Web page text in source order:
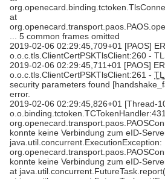
at
... 5 common frames omitted
2019-02-06 02:29:45,709+01 [PAOS]
o.o.c.tls.ClientCertPSKTlsClient:260 -
2019-02-06 02:29:45,711+01 [PAOS]
o.o.c.tls.ClientCertPSKTlsClient:261 -
security parameters found
error.
2019-02-06 02:29:45,826+01 [Thread-
konnte keine Verbindung zum eID-
java.util.concurrent.ExecutionException:
konnte keine Verbindung zum eID-
at